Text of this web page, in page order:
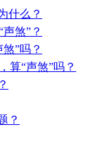
什么？
煞”？
”吗？
算“声煞”吗？
？